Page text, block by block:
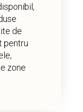
de
pentru
zone